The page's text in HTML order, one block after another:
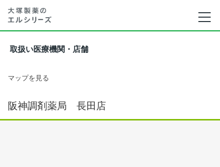
取扱い医療機関・店舗
マップを見る
阪神調剤薬局 長田店